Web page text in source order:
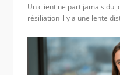
Un client ne part jamais du
résiliation il y a une lente